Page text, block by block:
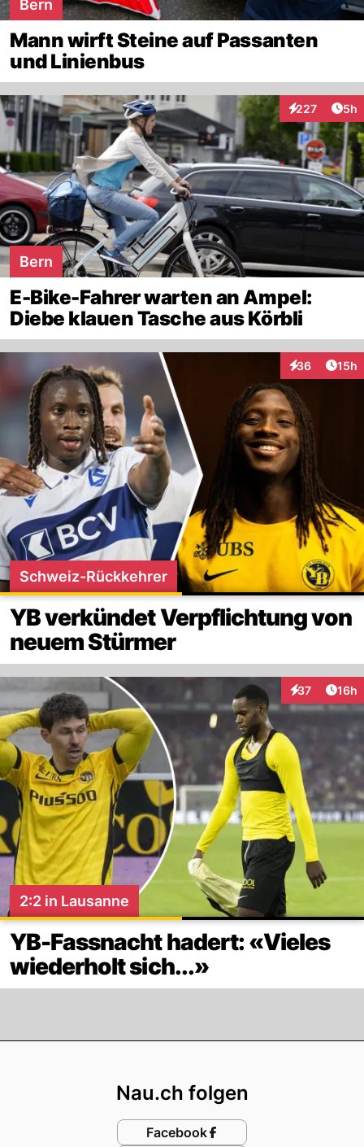
Bern
Mann wirft Steine auf Passanten
und Linienbus
227
Interaktionen
5h
Bern
E-Bike-Fahrer warten an Ampel:
Diebe klauen Tasche aus Körbli
36
Interaktionen
15h
Schweiz-Rückkehrer
YB verkündet Verpflichtung von
neuem Stürmer
37
Interaktionen
16h
2:2 in Lausanne
YB-Fassnacht hadert: «Vieles
wiederholt sich...»
Nau.ch folgen
Facebook